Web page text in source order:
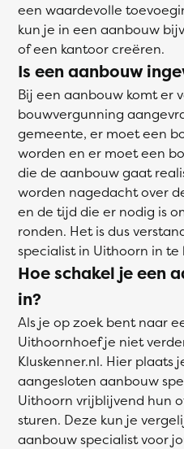
een waardevolle
kun je in een aanbouw
of een kantoor creëren.
Is een aanbouw
Bij een aanbouw komt er
bouwvergunning
gemeente, er moet een
worden en er moet een
die de aanbouw gaat
worden nagedacht over
en de tijd die er nodig is
ronden. Het is dus
specialist in Uithoorn in te
Hoe schakel je een
in?
Als je op zoek bent naar
Uithoornhoef je niet
Kluskenner.nl. Hier plaats
aangesloten aanbouw
Uithoorn vrijblijvend hun
sturen. Deze kun je
aanbouw specialist voor